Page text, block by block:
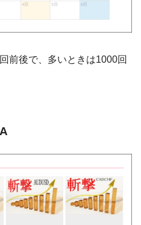
前後で、多いときは1000回